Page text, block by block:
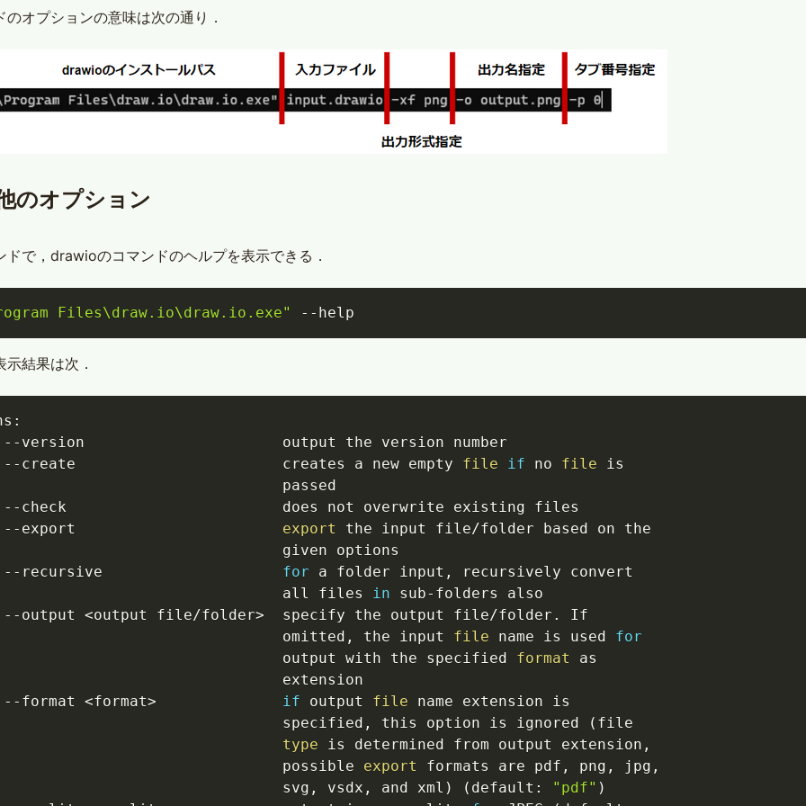
のオプションの意味は次の通り．
のオプション
ドで，drawioのコマンドのヘルプを表示できる．
Files\draw.io\draw.io.exe" --help
結果は次．
--version
                      output the version number
--create
                       creates a new empty
file if no file is
passed
--check
                        does not overwrite existing files
--export export
the input file/folder based on the
given options
--recursive for a folder input, recursively convert
all files
in sub-folders also
--output <output file/folder>
  specify the output file/folder. If
omitted, the input
file name is used for
output with the specified
format
as
extension
--format <format> if output file name extension is
specified, this option is ignored
( file
type is determined from output extension,
possible
export
formats are pdf, png, jpg,
svg, vsdx, and xml
) ( default: "pdf" )